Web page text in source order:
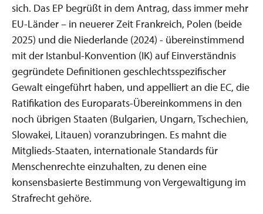
sich. Das EP begrüßt in dem Antrag, dass immer mehr
EU-Länder – in neuerer Zeit Frankreich, Polen (beide
2025) und die Niederlande (2024) - übereinstimmend
mit der Istanbul-Konvention (IK) auf Einverständnis
gegründete Definitionen geschlechtsspezifischer
Gewalt eingeführt haben, und appelliert an die EC, die
Ratifikation des Europarats-Übereinkommens in den
noch übrigen Staaten (Bulgarien, Ungarn, Tschechien,
Slowakei, Litauen) voranzubringen. Es mahnt die
Mitglieds-Staaten, internationale Standards für
Menschenrechte einzuhalten, zu denen eine
konsensbasierte Bestimmung von Vergewaltigung im
Strafrecht gehöre.